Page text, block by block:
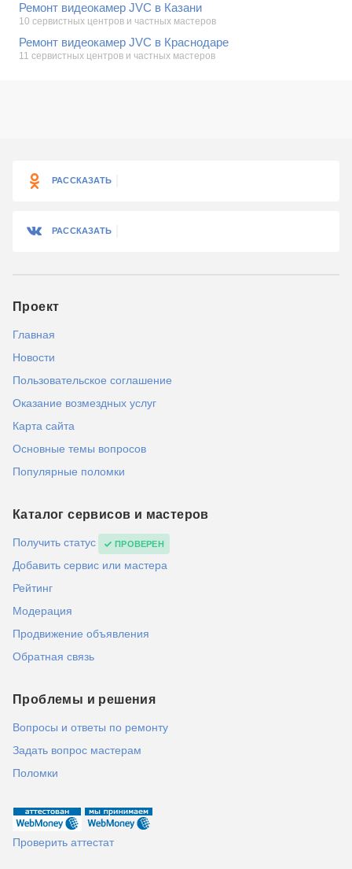
Ремонт видеокамер JVC в Казани
10 сервистных центров и частных мастеров
Ремонт видеокамер JVC в Краснодаре
11 сервистных центров и частных мастеров
РАССКАЗАТЬ
РАССКАЗАТЬ
Проект
Главная
Новости
Пользовательское соглашение
Оказание возмездных услуг
Карта сайта
Основные темы вопросов
Популярные поломки
Каталог сервисов и мастеров
Получить статус ПРОВЕРЕН
Добавить сервис или мастера
Рейтинг
Модерация
Продвижение объявления
Обратная связь
Проблемы и решения
Вопросы и ответы по ремонту
Задать вопрос мастерам
Поломки
Проверить аттестат